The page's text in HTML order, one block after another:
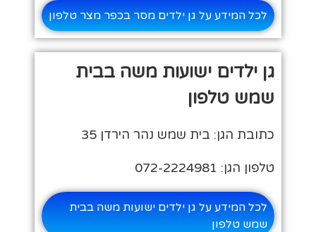
לכל המידע על גן ילדים מסר בכפר מצר טלפון
גן ילדים ישועות משה בבית
שמש טלפון
כתובת הגן: בית שמש נהר הירדן 35
טלפון הגן: 072-2224981
לכל המידע על גן ילדים ישועות משה בבית
שמש טלפון